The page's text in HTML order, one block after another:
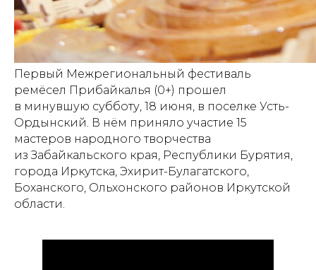
Первый Межрегиональный фестиваль
ремёсел Прибайкалья (0+) прошел
в минувшую субботу, 18 июня, в поселке Усть-
Ордынский. В нём приняло участие 15
мастеров народного творчества
из Забайкальского края, Республики Бурятия,
города Иркутска, Эхирит-Булагатского,
Боханского, Ольхонского районов Иркутской
области.